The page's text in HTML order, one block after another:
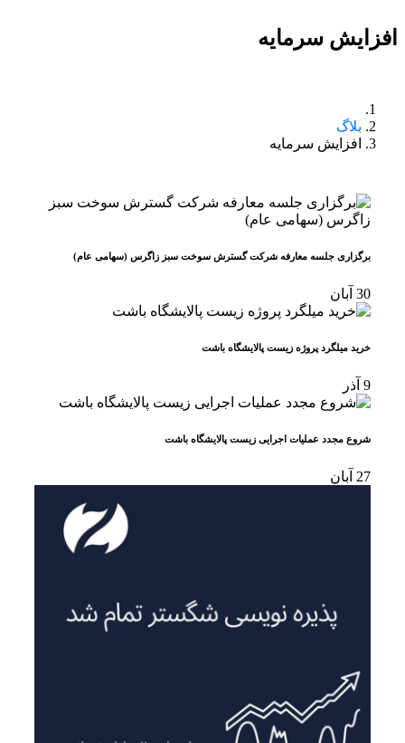
افزایش سرمایه
بلاگ
افزایش سرمایه
برگزاری جلسه معارفه شرکت گسترش سوخت سبز زاگرس (سهامی عام)
30 آبان
خرید میلگرد پروژه زیست پالایشگاه باشت
9 آذر
شروع مجدد عملیات اجرایی زیست پالایشگاه باشت
27 آبان